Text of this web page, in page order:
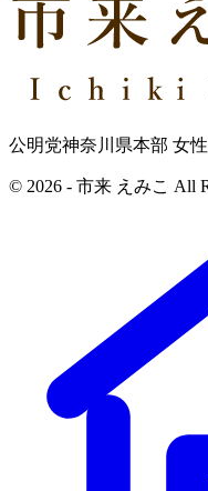
公明党神奈川県本部 女
© 2026 - 市来 えみこ All